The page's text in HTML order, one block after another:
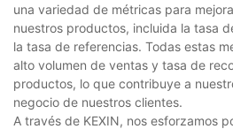
una variedad de métricas para
nuestros productos, incluida la tasa
la tasa de referencias. Todas estas
alto volumen de ventas y tasa de
productos, lo que contribuye a
negocio de nuestros clientes.
A través de KEXIN, nos esforzamos